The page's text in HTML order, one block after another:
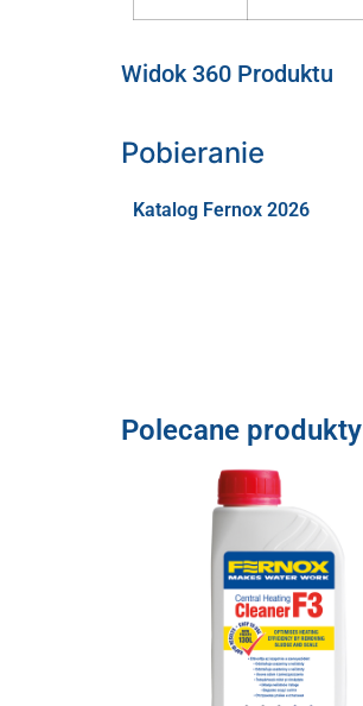
Widok 360 Produktu
Pobieranie
Katalog Fernox 2026
Polecane produkty